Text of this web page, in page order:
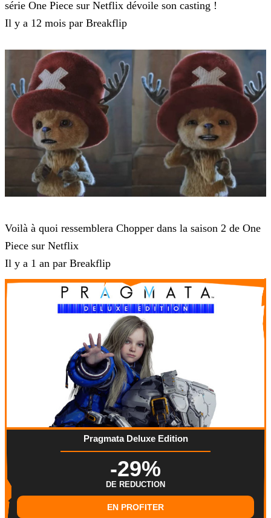
série One Piece sur Netflix dévoile son casting !
Il y a 12 mois par Breakflip
Voilà à quoi ressemblera Chopper dans la saison 2 de One
Piece sur Netflix
Il y a 1 an par Breakflip
Pragmata Deluxe Edition
-29%
DE REDUCTION
EN PROFITER